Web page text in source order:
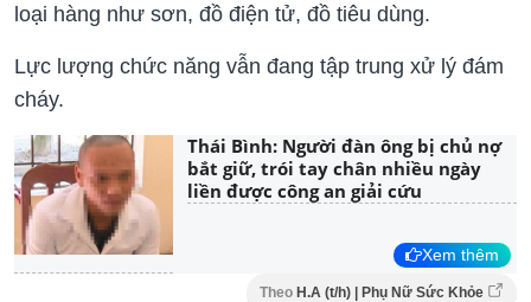
loại hàng như sơn, đồ điện tử, đồ tiêu dùng.
Lực lượng chức năng vẫn đang tập trung xử lý đám
cháy.
Thái Bình: Người đàn ông bị chủ nợ
bắt giữ, trói tay chân nhiều ngày
liền được công an giải cứu
Xem thêm
Theo H.A (t/h) | Phụ Nữ Sức Khỏe